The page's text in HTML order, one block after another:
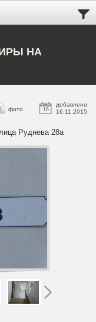
НА
16
добавлено:
16.11.2015
фото
Руднева 28а